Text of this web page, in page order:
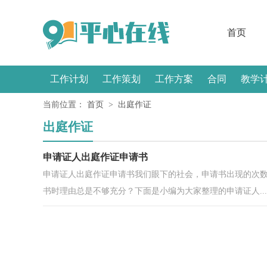
首页
工作计划 工作策划 工作方案 合同 教学
感言
当前位置： 首页 > 出庭作证
出庭作证
申请证人出庭作证申请书
申请证人出庭作证申请书我们眼下的社会，申请书出现的次
书时理由总是不够充分？下面是小编为大家整理的申请证人...